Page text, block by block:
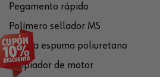
Pegamento rápido
Polímero sellador MS
Pistola espuma poliuretano
Limpiador de motor